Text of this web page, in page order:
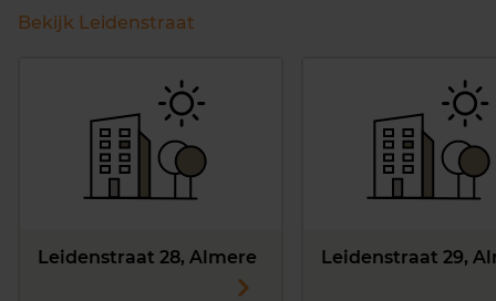
Bekijk Leidenstraat
Leidenstraat 28, Almere Leidenstraat 29,